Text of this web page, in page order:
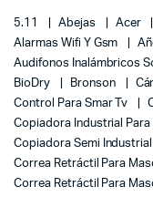
5.11 Abejas Acer
Alarmas Wifi Y Gsm
Audifonos Inalámbricos
BioDry
Bronson
Control Para Smar Tv
Copiadora Industrial Para
Copiadora Semi
Correa Retráctil Para
Correa Retráctil Para